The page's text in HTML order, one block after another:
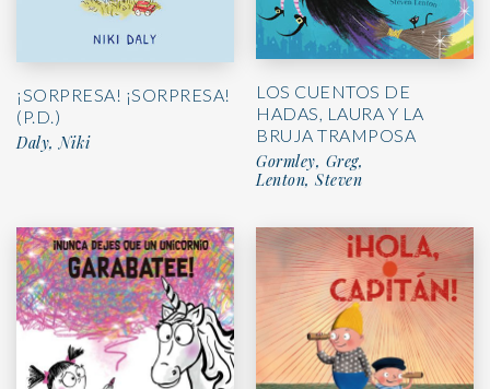
¡SORPRESA! ¡SORPRESA!
(P.D.)
Daly, Niki
LOS CUENTOS DE
HADAS, LAURA Y LA
BRUJA TRAMPOSA
Gormley, Greg,
Lenton, Steven